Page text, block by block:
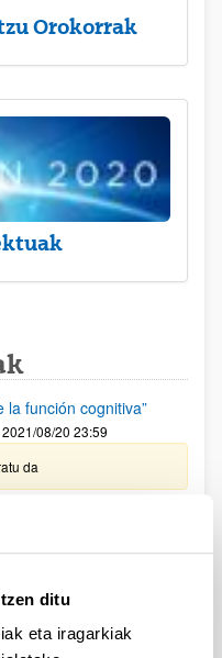
ditu
eta iragarkiak
Orokorrak
la función cognitiva”
08/20 23:59
da
poliméricos con
da
dinámicos.”